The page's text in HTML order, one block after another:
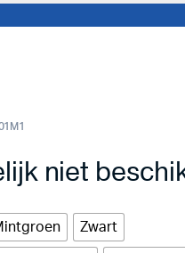
niet
Zwart